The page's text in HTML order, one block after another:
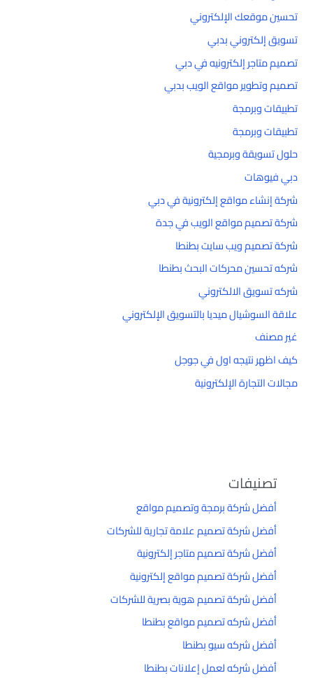
تحسين موقعك الإلكتروني
تسويق إلكتروني بدبي
تصميم متاجر إلكترونيه في دبي
تصميم وتطوير مواقع الويب بدبي
تطبيقات وبرمجة
تطبيقات وبرمجة
حلول تسويقة وبرمجية
دبي فيوهات
شركة إنشاء مواقع إلكترونية في دبي
شركة تصميم مواقع الويب في جدة
شركة تصميم ويب سايت بطنطا
شركه تحسين محركات البحث بطنطا
شركه تسويق الالكتروني
علاقة السوشيال ميديا بالتسويق الإلكتروني
غير مصنف
كيف اظهر نتيجه اول في جوجل
مجالات التجارة الإلكترونية
تصنيفات
أفضل شركة برمجة وتصميم مواقع
أفضل شركة تصميم علامة تجارية للشركات
أفضل شركة تصميم متاجر إلكترونية
أفضل شركة تصميم مواقع إلكترونية
أفضل شركة تصميم هوية بصرية للشركات
أفضل شركه تصميم مواقع بطنطا
أفضل شركه سيو بطنطا
أفضل شركه لعمل إعلانات بطنطا